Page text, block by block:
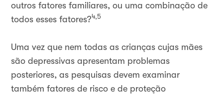
outros fatores familiares, ou uma combinação de
todos esses fatores?4,5
Uma vez que nem todas as crianças cujas mães
são depressivas apresentam problemas
posteriores, as pesquisas devem examinar
também fatores de risco e de proteção